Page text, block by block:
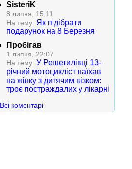
SisteriK
8 липня, 15:11
На тему: Як підібрати
подарунок на 8 Березня
Пробігав
1 липня, 22:07
На тему: У Решетилівці 13-
річний мотоцикліст наїхав
на жінку з дитячим візком:
троє постраждалих у лікарні
Всі коментарі